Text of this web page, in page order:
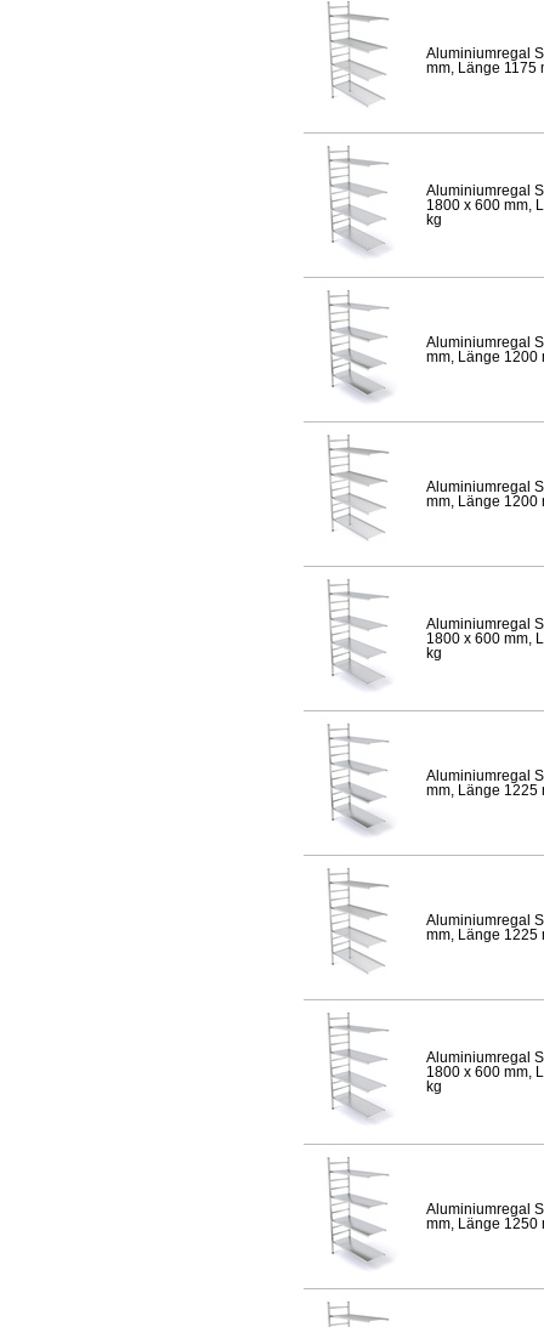
Aluminiumregal
mm, Länge 1175
Aluminiumregal
1800 x 600 mm,
kg
Aluminiumregal
mm, Länge 1200
Aluminiumregal
mm, Länge 1200
Aluminiumregal
1800 x 600 mm,
kg
Aluminiumregal
mm, Länge 1225
Aluminiumregal
mm, Länge 1225
Aluminiumregal
1800 x 600 mm,
kg
Aluminiumregal
mm, Länge 1250